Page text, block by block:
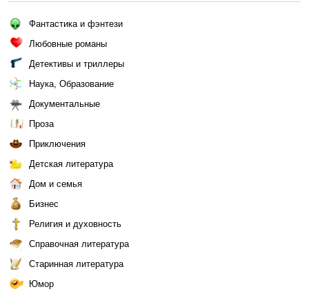
Фантастика и фэнтези
Любовные романы
Детективы и триллеры
Наука, Образование
Документальные
Проза
Приключения
Детская литература
Дом и семья
Бизнес
Религия и духовность
Справочная литература
Старинная литература
Юмор